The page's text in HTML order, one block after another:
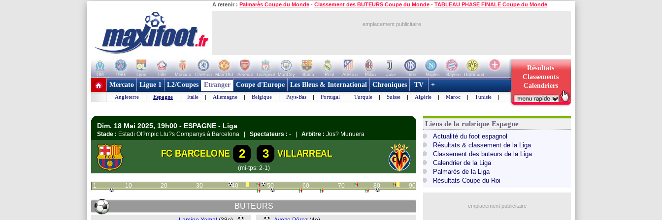
A retenir : Palmarès Coupe du Monde - Classement des BUTEURS Coupe du Monde - TABLEAU PHASE FINALE Coupe du Monde
emplacement publicitaire
OM PSG Lyon Lille Monaco Chelsea Man Utd Arsenal Liverpool ManCity Barca Real Atletico Milan Juve Inter Naples Bayern
Dortmund
+ de clubs
Résultats
Classements
Calendriers
Mercato Ligue 1 L2/Coupes Etranger Coupe d'Europe Les Bleus & International Chroniques TV +
Angleterre | Espagne | Italie | Allemagne | Belgique | Pays-Bas | Portugal | Turquie | Suisse | Algérie | Maroc | Tunisie |
Dim. 18 Mai 2025, 19h00 - ESPAGNE - Liga
Stade : Estadi Ol?mpic Llu?s Companys à Barcelona | Spectateurs : - | Arbitre : Jos? Munuera
FC BARCELONE 2 3 VILLARREAL
(mi-tps: 2-1)
1 10 20 30 40 50 60 70 80 90
BUTEURS
Liens de la rubrique Espagne
Actualité du foot espagnol
Résultats & classement de la Liga
Classement des buteurs de la Liga
Calendrier de la Liga
Palmarès de la Liga
Résultats Coupe du Roi
emplacement publicitaire